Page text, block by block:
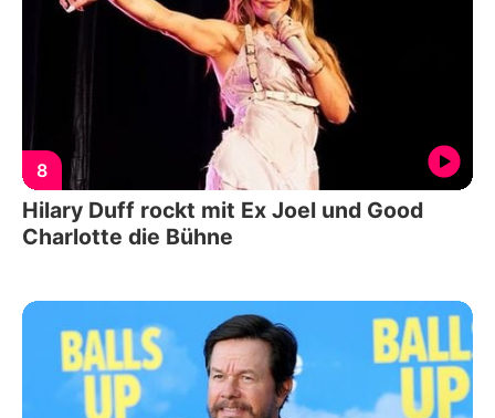
8
Hilary Duff rockt mit Ex Joel und Good
Charlotte die Bühne